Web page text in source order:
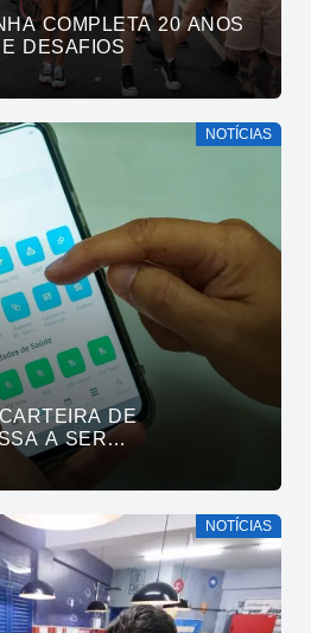
COMPLETA 20 ANOS
DESAFIOS
NOTÍCIAS
DE
A SER
PELO APLICATIVO JOÃO
DA MÃO
NOTÍCIAS